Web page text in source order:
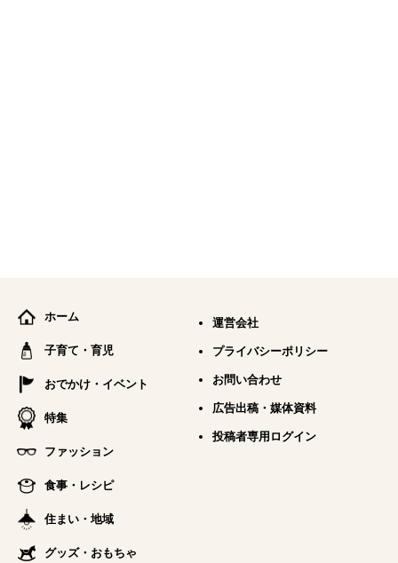
ホーム
子育て・育児
おでかけ・イベント
特集
ファッション
食事・レシピ
住まい・地域
グッズ・おもちゃ
運営会社
プライバシーポリシー
お問い合わせ
広告出稿・媒体資料
投稿者専用ログイン